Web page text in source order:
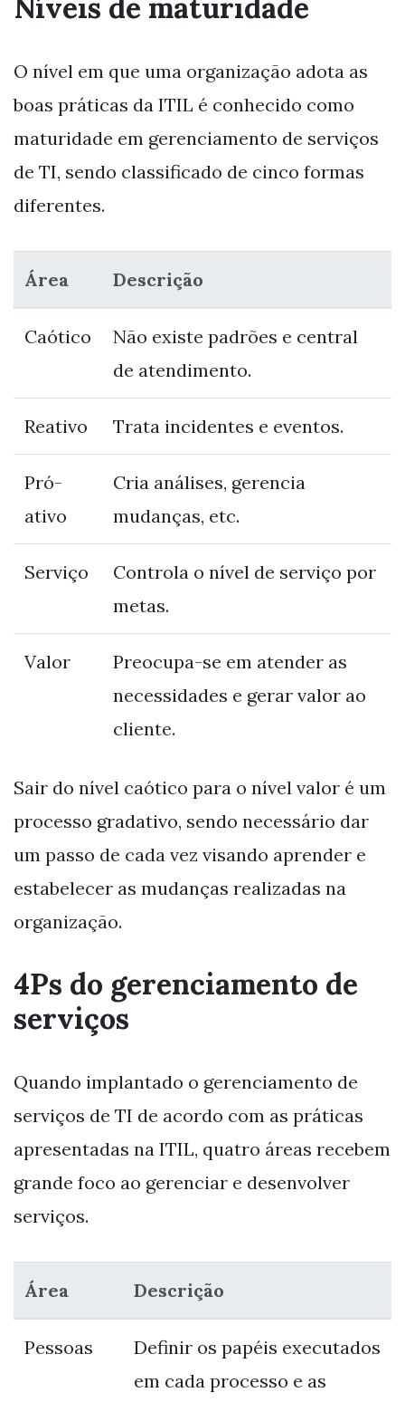
Níveis de maturidade
O nível em que uma organização adota as
boas práticas da ITIL é conhecido como
maturidade em gerenciamento de serviços
de TI, sendo classificado de cinco formas
diferentes.
Área Descrição
Caótico
Não existe padrões e central
de atendimento.
Reativo Trata incidentes e eventos.
Pró-
ativo
Cria análises, gerencia
mudanças, etc.
Serviço
Controla o nível de serviço por
metas.
Valor
Preocupa-se em atender as
necessidades e gerar valor ao
cliente.
Sair do nível caótico para o nível valor é um
processo gradativo, sendo necessário dar
um passo de cada vez visando aprender e
estabelecer as mudanças realizadas na
organização.
4Ps do gerenciamento de
serviços
Quando implantado o gerenciamento de
serviços de TI de acordo com as práticas
apresentadas na ITIL, quatro áreas recebem
grande foco ao gerenciar e desenvolver
serviços.
Área Descrição
Pessoas
Definir os papéis executados
em cada processo e as